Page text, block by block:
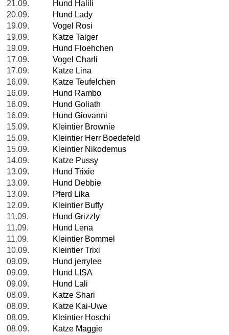
21.09.
Hund Halili
20.09.
Hund Lady
19.09.
Vogel Rosi
19.09.
Katze Taiger
19.09.
Hund Floehchen
17.09.
Vogel Charli
17.09.
Katze Lina
16.09.
Katze Teufelchen
16.09.
Hund Rambo
16.09.
Hund Goliath
16.09.
Hund Giovanni
15.09.
Kleintier Brownie
15.09.
Kleintier Herr Boedefeld
15.09.
Kleintier Nikodemus
14.09.
Katze Pussy
13.09.
Hund Trixie
13.09.
Hund Debbie
13.09.
Pferd Lika
12.09.
Kleintier Buffy
11.09.
Hund Grizzly
11.09.
Hund Lena
11.09.
Kleintier Bommel
10.09.
Kleintier Trixi
09.09.
Hund jerrylee
09.09.
Hund LISA
09.09.
Hund Lali
08.09.
Katze Shari
08.09.
Katze Kai-Uwe
08.09.
Kleintier Hoschi
08.09.
Katze Maggie